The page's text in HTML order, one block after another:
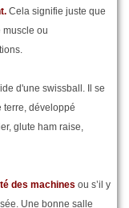
Cela signifie juste que
muscle ou
d'une swissball. Il se
terre, développé
glute ham raise,
des machines ou s’il y
Une bonne salle